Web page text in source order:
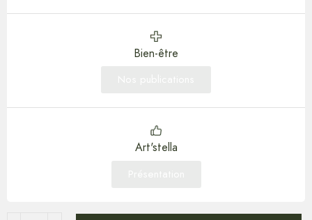
Bien-être
Art'stella